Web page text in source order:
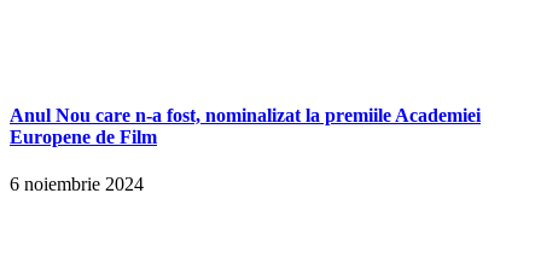
Anul Nou care n-a fost, nominalizat la premiile Academiei
Europene de Film
6 noiembrie 2024